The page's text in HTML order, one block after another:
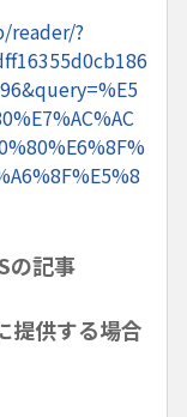
?
の記事
提供する場合